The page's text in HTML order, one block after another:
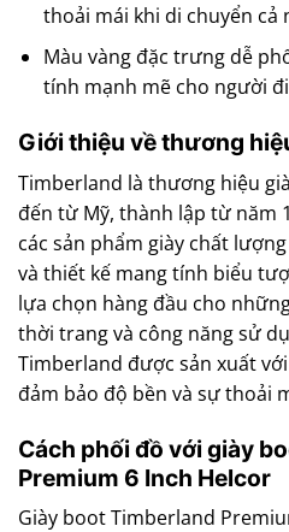
thoải mái khi di chuyển cả
Màu vàng đặc trưng dễ
tính mạnh mẽ cho người
Giới thiệu về thương
Timberland là thương hiệu
đến từ Mỹ, thành lập từ năm
các sản phẩm giày chất
và thiết kế mang tính biểu
lựa chọn hàng đầu cho
thời trang và công năng sử
Timberland được sản xuất
đảm bảo độ bền và sự thoải
Cách phối đồ với giày
Premium 6 Inch Helcor
Giày boot Timberland